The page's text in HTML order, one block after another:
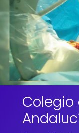
Colegio